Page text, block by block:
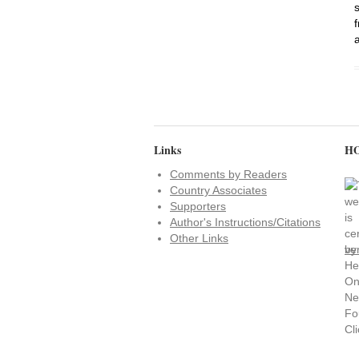
Links
Comments by Readers
Country Associates
Supporters
Author's Instructions/Citations
Other Links